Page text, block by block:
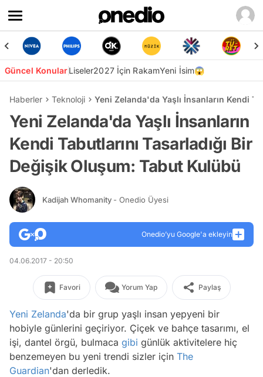
Güncel KonularLiseler2027 İçin RakamYeni İsim😱
Haberler Teknoloji Yeni Zelanda'da Yaşlı İnsanların Kendi
Yeni Zelanda'da Yaşlı İnsanların
Kendi Tabutlarını Tasarladığı Bir
Değişik Oluşum: Tabut Kulübü
Kadijah Whomanity - Onedio Üyesi
Onedio’yu Google'a ekleyin
04.06.2017 - 20:50
Favori Yorum Yap Paylaş
Yeni Zelanda'da bir grup yaşlı insan yepyeni bir
hobiyle günlerini geçiriyor. Çiçek ve bahçe tasarımı, el
işi, dantel örgü, bulmaca gibi günlük aktivitelere hiç
benzemeyen bu yeni trendi sizler için The
Guardian'dan derledik.